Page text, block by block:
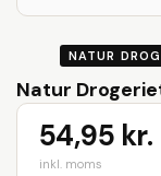
NATUR
Natur
54,95 kr.
inkl. moms